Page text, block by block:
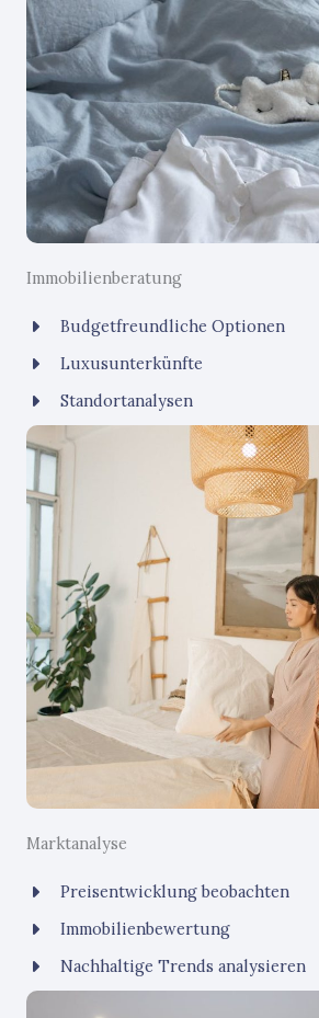
Immobilienberatung
Budgetfreundliche Optionen
Luxusunterkünfte
Standortanalysen
Marktanalyse
Preisentwicklung beobachten
Immobilienbewertung
Nachhaltige Trends analysieren